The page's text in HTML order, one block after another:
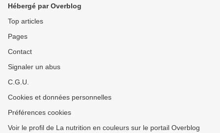
Hébergé par Overblog
Top articles
Pages
Contact
Signaler un abus
C.G.U.
Cookies et données personnelles
Préférences cookies
Voir le profil de La nutrition en couleurs sur le portail Overblog